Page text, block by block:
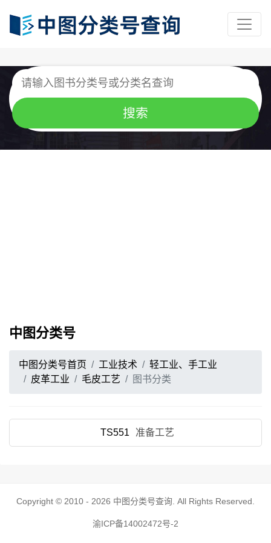
中图分类号
中图分类号首页 工业技术
轻工业、手工业
皮革工业
毛皮工艺 图书分类
TS551 准备工艺
Copyright © 2010 - 2026 中图分类号查询 . All Rights Reserved.
渝ICP备14002472号-2